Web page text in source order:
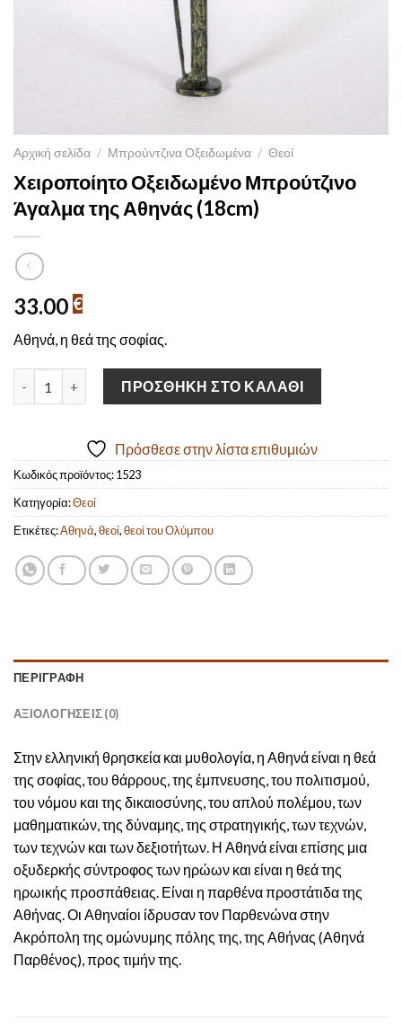
Αρχική σελίδα / Μπρούντζινα Οξειδωμένα / Θεοί
Χειροποίητο Οξειδωμένο Μπρούτζινο
Άγαλμα της Αθηνάς (18cm)
33.00 €
Αθηνά, η θεά της σοφίας.
Χειροποίητο Οξειδωμένο Μπρούτζινο Άγαλμα της Αθηνάς
ΠΡΟΣΘΉΚΗ ΣΤΟ ΚΑΛΆΘΙ
Πρόσθεσε στην λίστα επιθυμιών
Κωδικός προϊόντος:1523
Κατηγορία:Θεοί
Ετικέτες:Αθηνά,θεοί,θεοί του Ολύμπου
ΠΕΡΙΓΡΑΦΉ
ΑΞΙΟΛΟΓΉΣΕΙΣ (0)
Στην ελληνική θρησκεία και μυθολογία, η Αθηνά είναι η θεά
της σοφίας, του θάρρους, της έμπνευσης, του πολιτισμού,
του νόμου και της δικαιοσύνης, του απλού πολέμου, των
μαθηματικών, της δύναμης, της στρατηγικής, των τεχνών,
των τεχνών και των δεξιοτήτων. Η Αθηνά είναι επίσης μια
οξυδερκής σύντροφος των ηρώων και είναι η θεά της
ηρωικής προσπάθειας. Είναι η παρθένα προστάτιδα της
Αθήνας. Οι Αθηναίοι ίδρυσαν τον Παρθενώνα στην
Ακρόπολη της ομώνυμης πόλης της, της Αθήνας (Αθηνά
Παρθένος), προς τιμήν της.